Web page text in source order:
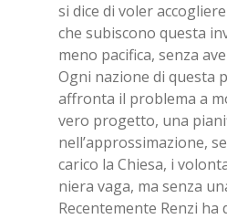
si dice di vo­ler
che su­bi­sco­no que­sta
meno pa­ci­fi­ca, sen­za
Ogni na­zio­ne di que­sta
af­fron­ta il pro­ble­ma a
vero pro­get­to, una
nel­l’ap­pros­si­ma­zio­ne,
ca­ri­co la Chie­sa, i
nie­ra vaga, ma sen­za
Re­cen­te­men­te Ren­zi ha